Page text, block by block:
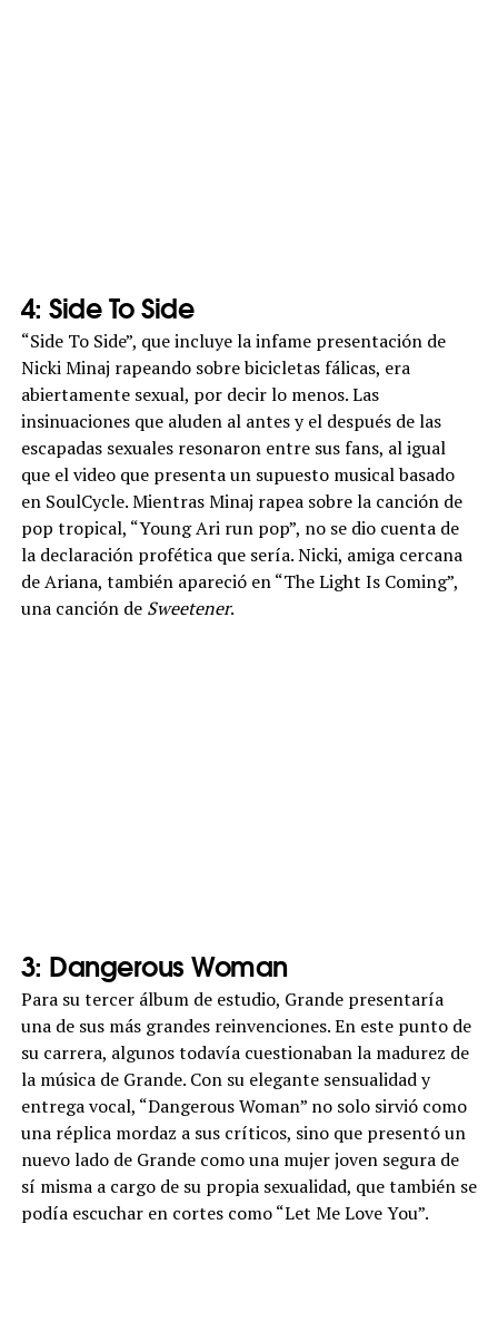
4: Side To Side
“Side To Side”, que incluye la infame presentación de
Nicki Minaj rapeando sobre bicicletas fálicas, era
abiertamente sexual, por decir lo menos. Las
insinuaciones que aluden al antes y el después de las
escapadas sexuales resonaron entre sus fans, al igual
que el video que presenta un supuesto musical basado
en SoulCycle. Mientras Minaj rapea sobre la canción de
pop tropical, “Young Ari run pop”, no se dio cuenta de
la declaración profética que sería. Nicki, amiga cercana
de Ariana, también apareció en “The Light Is Coming”,
una canción de Sweetener.
3: Dangerous Woman
Para su tercer álbum de estudio, Grande presentaría
una de sus más grandes reinvenciones. En este punto de
su carrera, algunos todavía cuestionaban la madurez de
la música de Grande. Con su elegante sensualidad y
entrega vocal, “Dangerous Woman” no solo sirvió como
una réplica mordaz a sus críticos, sino que presentó un
nuevo lado de Grande como una mujer joven segura de
sí misma a cargo de su propia sexualidad, que también se
podía escuchar en cortes como “Let Me Love You”.